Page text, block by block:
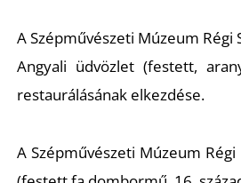
A Szépművészeti Múzeum
Angyali üdvözlet (festett,
restaurálásának elkezdése.
A Szépművészeti Múzeum